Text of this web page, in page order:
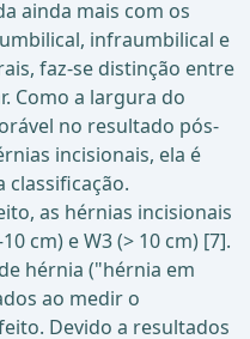
ainda mais com os
infraumbilical e
faz-se distinção entre
Como a largura do
no resultado pós-
incisionais, ela é
as hérnias incisionais
cm) e W3 (> 10 cm) [7].
hérnia ("hérnia em
ao medir o
Devido a resultados